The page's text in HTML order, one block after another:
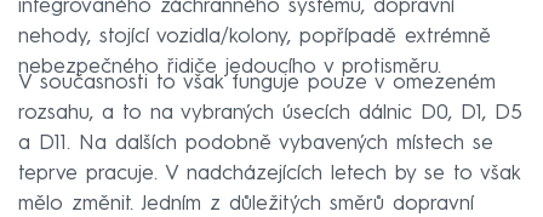
integrovaného záchranného systému, dopravní
nehody, stojící vozidla/kolony, popřípadě extrémně
nebezpečného řidiče jedoucího v protisměru.
V současnosti to však funguje pouze v omezeném
rozsahu, a to na vybraných úsecích dálnic D0, D1, D5
a D11. Na dalších podobně vybavených místech se
teprve pracuje. V nadcházejících letech by se to však
mělo změnit. Jedním z důležitých směrů dopravní